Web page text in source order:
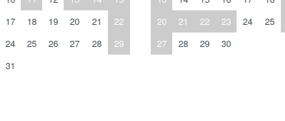
17 18 19 20 21
22
24 25 26 27 28
29
31
20
21 22 23 24 25
27
28 29 30